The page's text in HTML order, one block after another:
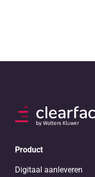
Product
Digitaal aanleveren